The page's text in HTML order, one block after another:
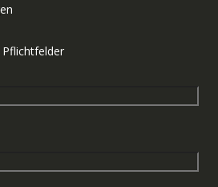
Pflichtfelder